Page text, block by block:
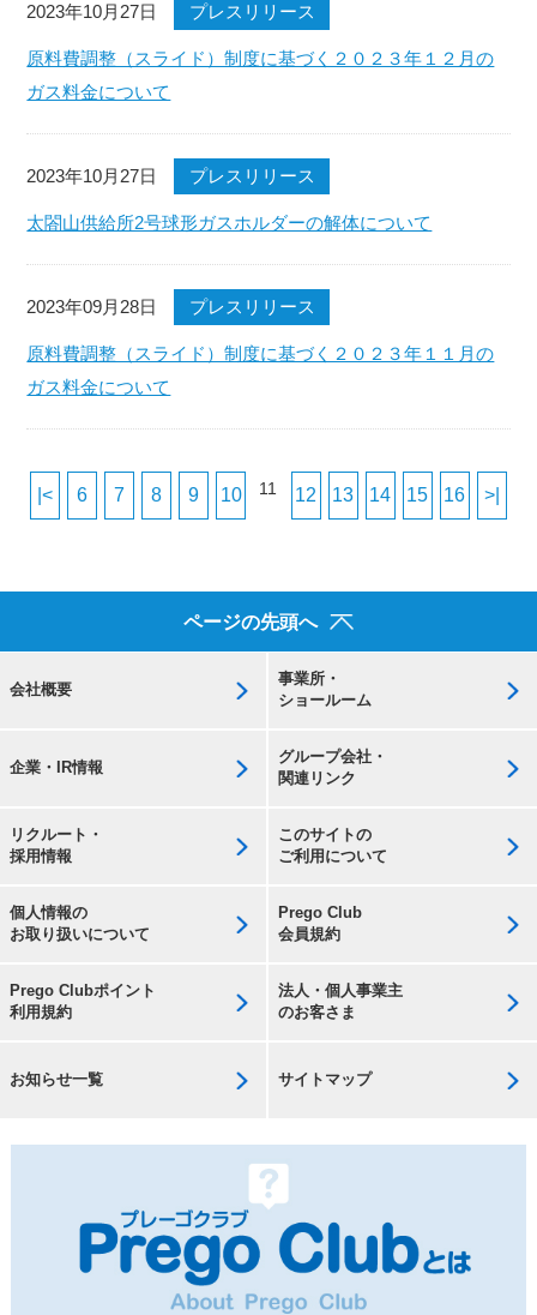
2023年10月27日 プレスリリース
原料費調整（スライド）制度に基づく２０２３年１２月の
ガス料金について
2023年10月27日 プレスリリース
太閤山供給所2号球形ガスホルダーの解体について
2023年09月28日 プレスリリース
原料費調整（スライド）制度に基づく２０２３年１１月の
ガス料金について
|< 6 7 8 9 10 11 12 13 14 15 16 >|
ページの先頭へ
会社概要
事業所・
ショールーム
企業・IR情報
グループ会社・
関連リンク
リクルート・
採用情報
このサイトの
ご利用について
個人情報の
お取り扱いについて
Prego Club
会員規約
Prego Clubポイント
利用規約
法人・個人事業主
のお客さま
お知らせ一覧 サイトマップ